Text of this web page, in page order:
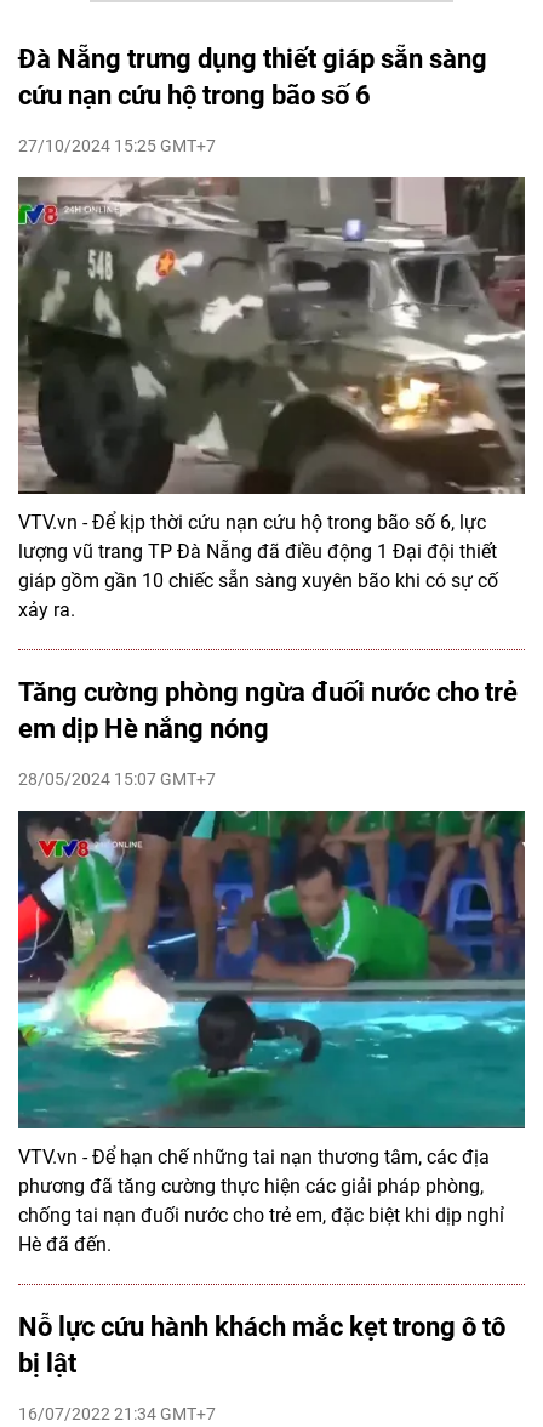
Đà Nẵng trưng dụng thiết giáp sẵn sàng
cứu nạn cứu hộ trong bão số 6
27/10/2024 15:25 GMT+7
VTV.vn - Để kịp thời cứu nạn cứu hộ trong bão số 6, lực
lượng vũ trang TP Đà Nẵng đã điều động 1 Đại đội thiết
giáp gồm gần 10 chiếc sẵn sàng xuyên bão khi có sự cố
xảy ra.
Tăng cường phòng ngừa đuối nước cho trẻ
em dịp Hè nắng nóng
28/05/2024 15:07 GMT+7
VTV.vn - Để hạn chế những tai nạn thương tâm, các địa
phương đã tăng cường thực hiện các giải pháp phòng,
chống tai nạn đuối nước cho trẻ em, đặc biệt khi dịp nghỉ
Hè đã đến.
Nỗ lực cứu hành khách mắc kẹt trong ô tô
bị lật
16/07/2022 21:34 GMT+7